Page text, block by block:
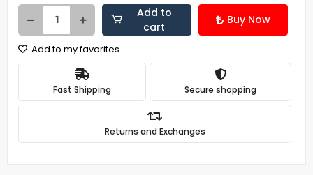
Add to
cart
Buy Now
Add to my favorites
Fast Shipping Secure shopping
Returns and Exchanges